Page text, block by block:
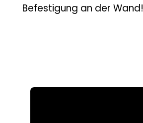
Befestigung an der Wand!